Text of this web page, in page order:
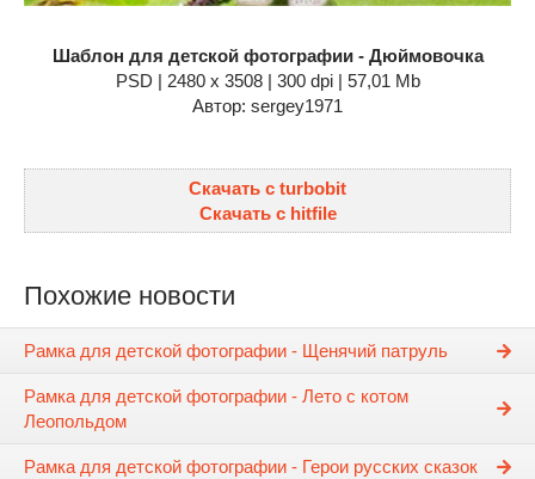
Шаблон для детской фотографии - Дюймовочка
PSD | 2480 x 3508 | 300 dpi | 57,01 Mb
Автор: sergey1971
Скачать с turbobit
Скачать с hitfile
Похожие новости
Рамка для детской фотографии - Щенячий патруль
Рамка для детской фотографии - Лето с котом
Леопольдом
Рамка для детской фотографии - Герои русских сказок